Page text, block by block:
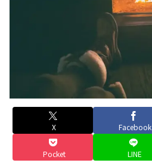
X Facebook
Pocket LINE